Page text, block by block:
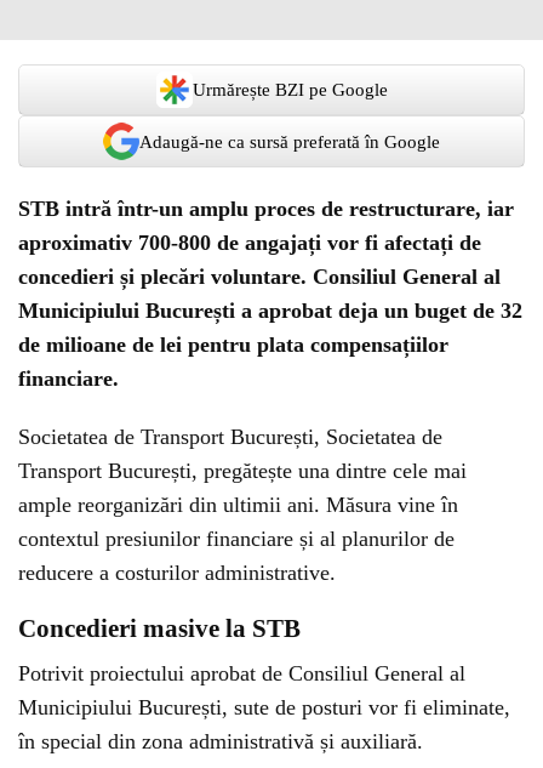
Urmărește BZI pe Google
Adaugă-ne ca sursă preferată în Google
STB intră într-un amplu proces de restructurare, iar
aproximativ 700-800 de angajați vor fi afectați de
concedieri și plecări voluntare. Consiliul General al
Municipiului București a aprobat deja un buget de 32
de milioane de lei pentru plata compensațiilor
financiare.
Societatea de Transport București, Societatea de
Transport București, pregătește una dintre cele mai
ample reorganizări din ultimii ani. Măsura vine în
contextul presiunilor financiare și al planurilor de
reducere a costurilor administrative.
Concedieri masive la STB
Potrivit proiectului aprobat de Consiliul General al
Municipiului București, sute de posturi vor fi eliminate,
în special din zona administrativă și auxiliară.